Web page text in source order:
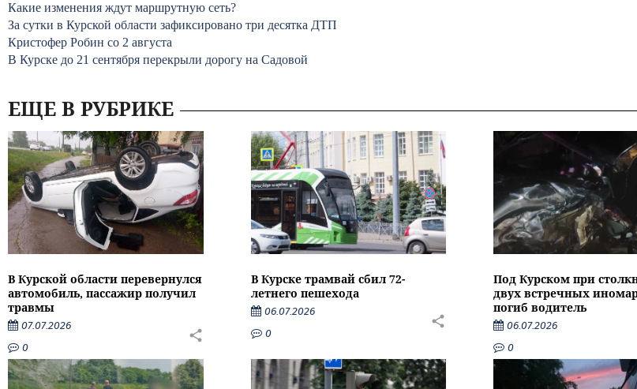
Какие изменения ждут маршрутную сеть?
За сутки в Курской области зафиксировано три десятка ДТП
Кристофер Робин со 2 августа
В Курске до 21 сентября перекрыли дорогу на Садовой
ЕЩЕ В РУБРИКЕ
В Курской области перевернулся
автомобиль, пассажир получил
травмы
07.07.2026
0
В Курске трамвай сбил 72-
летнего пешехода
06.07.2026
0
Под Курском при
двух встречных
погиб водитель
06.07.2026
0